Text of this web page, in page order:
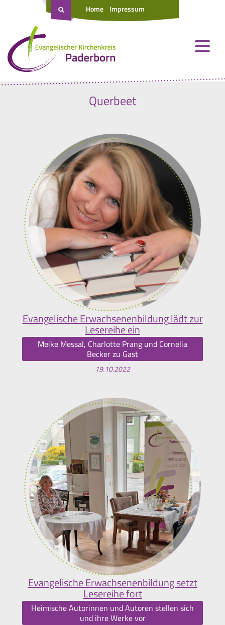
Home Impressum
Querbeet
Evangelische Erwachsenenbildung lädt zur
Lesereihe ein
Meike Messal, Charlotte Prang und Cornelia
Becker zu Gast
19.10.2022
Evangelische Erwachsenenbildung setzt
Lesereihe fort
Heimische Autorinnen und Autoren stellen sich
und ihre Werke vor